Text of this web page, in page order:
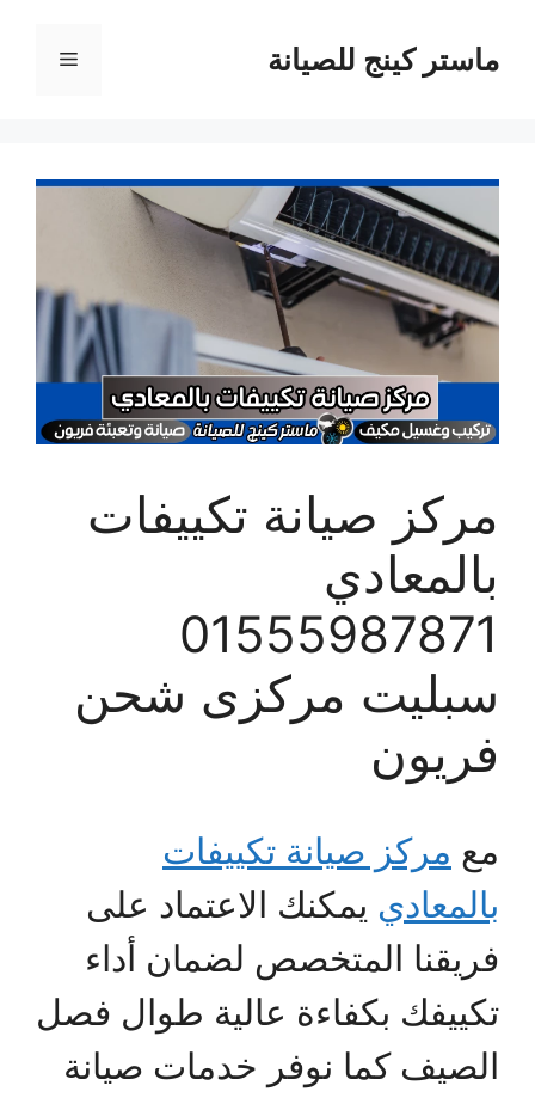
المحتوىماستر كينج للصيانة القائمة
مركز صيانة تكييفات
بالمعادي
01555987871
سبليت مركزى شحن
فريون
مع مركز صيانة تكييفات
بالمعادي يمكنك الاعتماد على
فريقنا المتخصص لضمان أداء
تكييفك بكفاءة عالية طوال فصل
الصيف كما نوفر خدمات صيانة